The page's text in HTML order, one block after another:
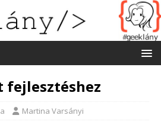
fejlesztéshez
Martina Varsányi